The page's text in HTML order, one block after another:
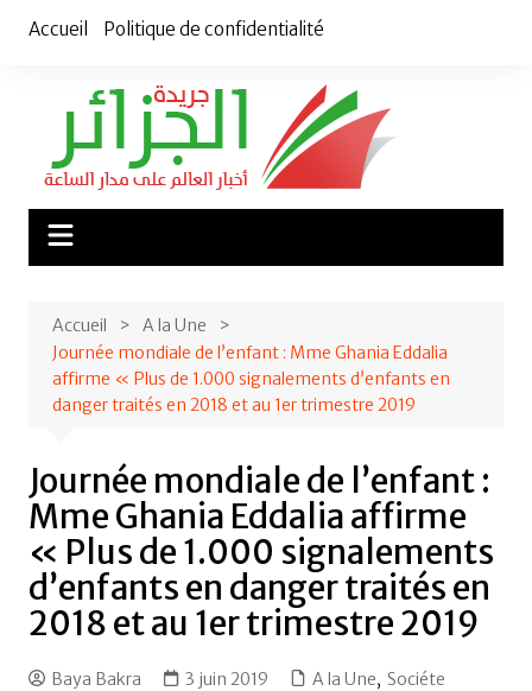
Accueil Politique de confidentialité
Accueil
A la Une
Journée mondiale de l’enfant : Mme Ghania Eddalia
affirme « Plus de 1.000 signalements d’enfants en
danger traités en 2018 et au 1er trimestre 2019
Journée mondiale de l’enfant :
Mme Ghania Eddalia affirme
« Plus de 1.000 signalements
d’enfants en danger traités en
2018 et au 1er trimestre 2019
Baya Bakra 3 juin 2019 A la Une, Sociéte